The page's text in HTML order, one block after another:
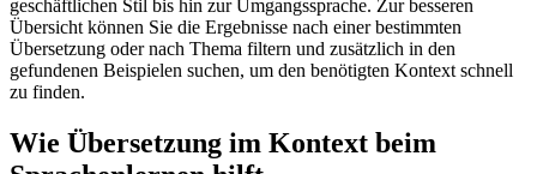
geschäftlichen Stil bis hin zur Umgangssprache. Zur besseren
Übersicht können Sie die Ergebnisse nach einer bestimmten
Übersetzung oder nach Thema filtern und zusätzlich in den
gefundenen Beispielen suchen, um den benötigten Kontext schnell
zu finden.
Wie Übersetzung im Kontext beim